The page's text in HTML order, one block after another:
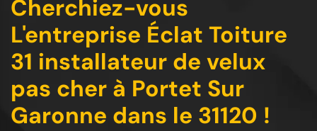
Cherchiez-vous
L'entreprise Éclat Toiture
31 installateur de velux
pas cher à Portet Sur
Garonne dans le 31120 !